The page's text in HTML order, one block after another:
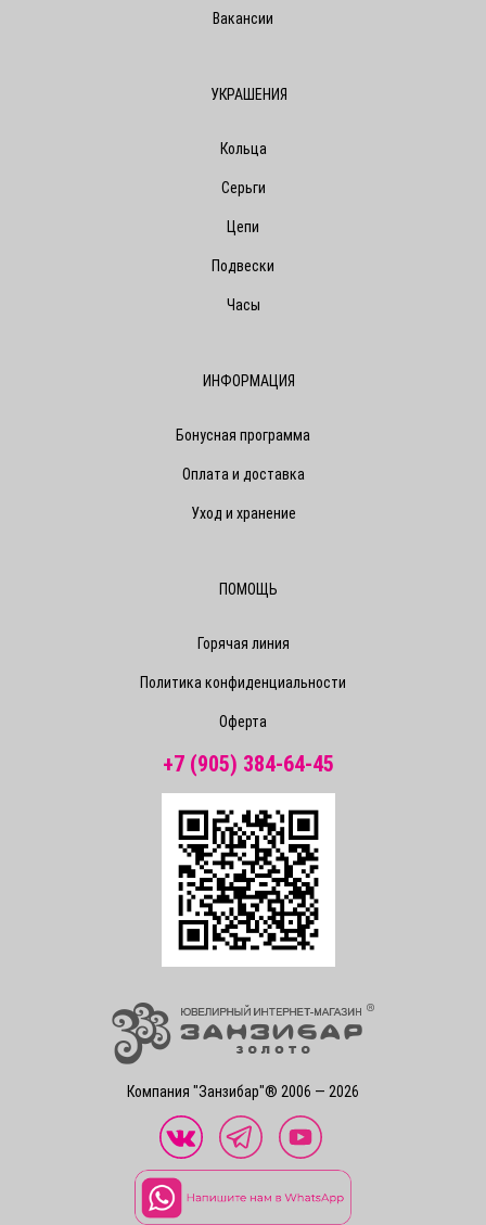
Компания "Занзибар"® 2006 — 2026
Вакансии
УКРАШЕНИЯ
Кольца
Серьги
Цепи
Подвески
Часы
ИНФОРМАЦИЯ
Бонусная программа
Оплата и доставка
Уход и хранение
ПОМОЩЬ
Горячая линия
Политика конфиденциальности
Оферта
+7 (905) 384-64-45